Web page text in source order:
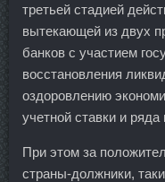
третьей стадией
вытекающей из двух
банков с участием
восстановления
оздоровлению
учетной ставки и ряда
При этом за
страны-должники,